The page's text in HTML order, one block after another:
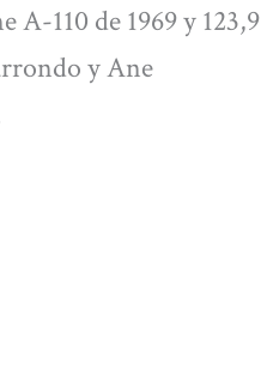
110 de 1969 y 123,9
y Ane